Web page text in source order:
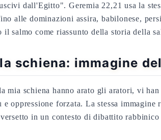
dall'Egitto". Geremia 22,21 usa la
alle dominazioni assira, babilonese,
il salmo come riassunto della storia della
schiena: immagine
schiena hanno arato gli aratori, vi
e oppressione forzata. La stessa
in un contesto di dibattito